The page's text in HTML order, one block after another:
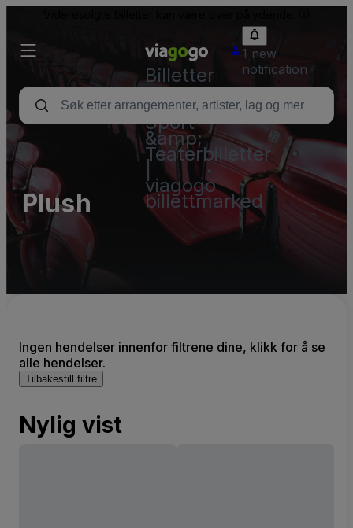
Billetter
–
Konsert,
Sport
&amp;
Teaterbilletter
viagogo
billettmarked
1 new
notification
Plush
Ingen hendelser innenfor filtrene dine, klikk for å se
alle hendelser.
Tilbakestill filtre
Nylig vist